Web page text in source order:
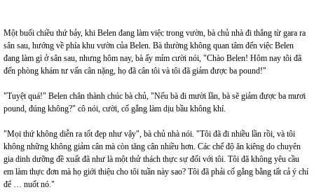
Một buổi chiều thứ bảy, khi Belen đang làm việc trong vườn, bà chủ nhà đi thẳng từ gara ra
sân sau, hướng về phía khu vườn của Belen. Bà thường không quan tâm đến việc Belen
đang làm gì ở sân sau, nhưng hôm nay, bà ấy mỉm cười nói, "Chào Belen! Hôm nay tôi đã
đến phòng khám tư vấn cân nặng, họ đã cân tôi và tôi đã giảm được ba pound!"
"Tuyệt quá!" Belen chân thành chúc bà chủ, "Nếu bà đi mười lần, bà sẽ giảm được ba mươi
pound, đúng không?" cô nói, cười, cố gắng làm dịu bầu không khí.
"Mọi thứ không diễn ra tốt đẹp như vậy", bà chủ nhà nói. "Tôi đã đi nhiều lần rồi, và tôi
không những không giảm cân mà còn tăng cân nhiều hơn. Các chế độ ăn kiêng do chuyên
gia dinh dưỡng đề xuất đã như là một thử thách thực sự đối với tôi. Tôi đã không yêu cầu
em làm thực đơn mà họ giới thiệu cho tôi tuần này sao? Tôi đã phải cố gắng bằng tất cả ý chí
để … nuốt nó."